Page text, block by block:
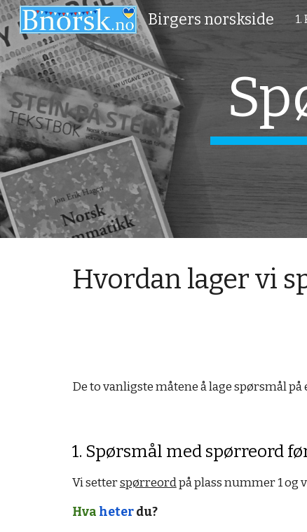
Birgers norskside 1.
Hvordan lager vi
De to vanligste måtene å lage spørsmål
1. Spørsmål med spørreord
Vi setterspørreordpå plass nummer 1 og
Hva heterdu?